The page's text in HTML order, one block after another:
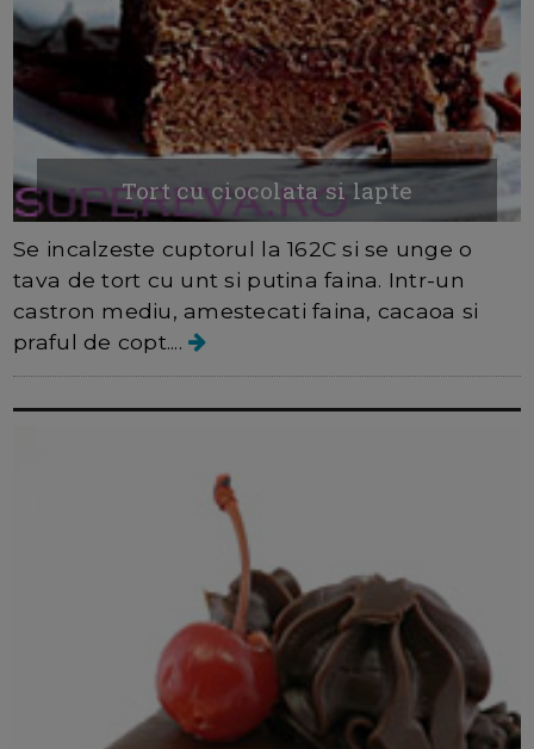
Tort cu ciocolata si lapte
Se incalzeste cuptorul la 162C si se unge o
tava de tort cu unt si putina faina. Intr-un
castron mediu, amestecati faina, cacaoa si
praful de copt....